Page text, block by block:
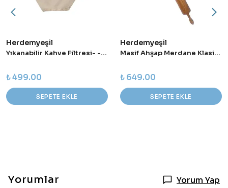
Herdemyeşil
Yıkanabilir Kahve Filtresi- - Dilim Nakış
₺ 499.00
SEPETE EKLE
Herdemyeşil
Masif Ahşap Merdane Klasik - 35 cm
₺ 649.00
SEPETE EKLE
Yorumlar Yorum Yap